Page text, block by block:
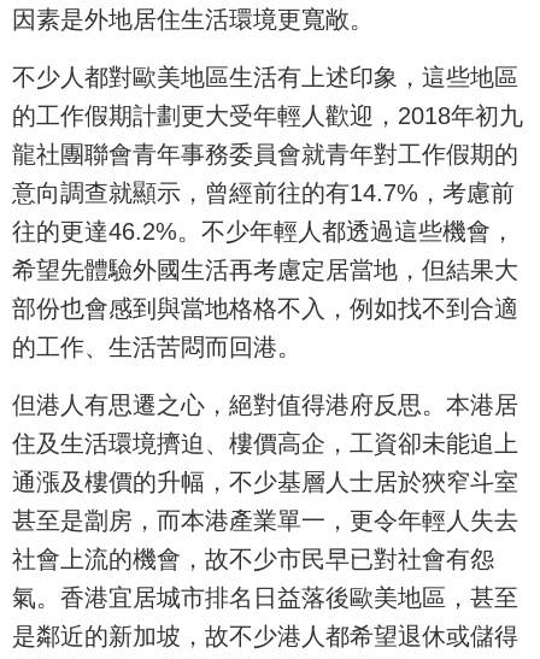
因素是外地居住生活環境更寬敞。
不少人都對歐美地區生活有上述印象，這些地區
的工作假期計劃更大受年輕人歡迎，2018年初九
龍社團聯會青年事務委員會就青年對工作假期的
意向調查就顯示，曾經前往的有14.7%，考慮前
往的更達46.2%。不少年輕人都透過這些機會，
希望先體驗外國生活再考慮定居當地，但結果大
部份也會感到與當地格格不入，例如找不到合適
的工作、生活苦悶而回港。
但港人有思遷之心，絕對值得港府反思。本港居
住及生活環境擠迫、樓價高企，工資卻未能追上
通漲及樓價的升幅，不少基層人士居於狹窄斗室
甚至是劏房，而本港產業單一，更令年輕人失去
社會上流的機會，故不少市民早已對社會有怨
氣。香港宜居城市排名日益落後歐美地區，甚至
是鄰近的新加坡，故不少港人都希望退休或儲得